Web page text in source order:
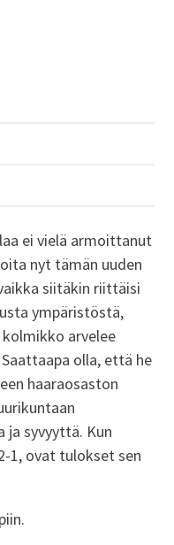
ei vielä armoittanut
nyt tämän uuden
siitäkin riittäisi
ympäristöstä,
arvelee
olla, että he
haaraosaston
syvyyttä. Kun
1, ovat tulokset sen